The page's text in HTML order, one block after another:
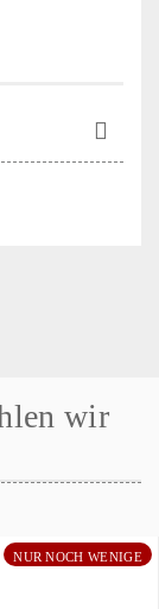
wir
NUR NOCH WENIGE